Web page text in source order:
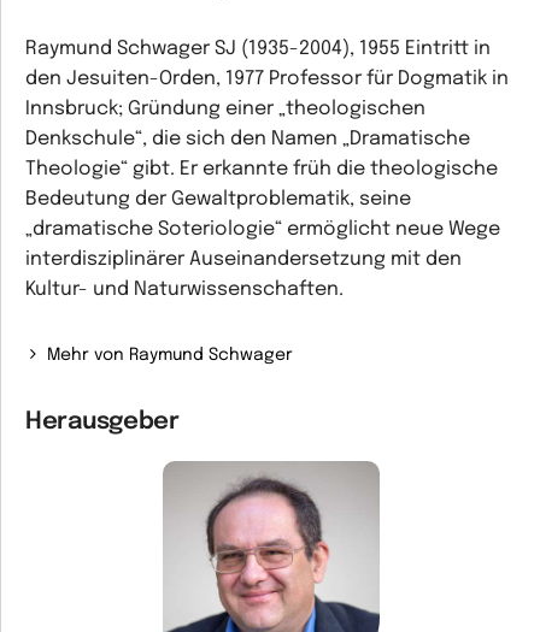
Raymund Schwager SJ (1935-2004), 1955 Eintritt in
den Jesuiten-Orden, 1977 Professor für Dogmatik in
Innsbruck; Gründung einer „theologischen
Denkschule“, die sich den Namen „Dramatische
Theologie“ gibt. Er erkannte früh die theologische
Bedeutung der Gewaltproblematik, seine
„dramatische Soteriologie“ ermöglicht neue Wege
interdisziplinärer Auseinandersetzung mit den
Kultur- und Naturwissenschaften.
Mehr von Raymund Schwager
Herausgeber